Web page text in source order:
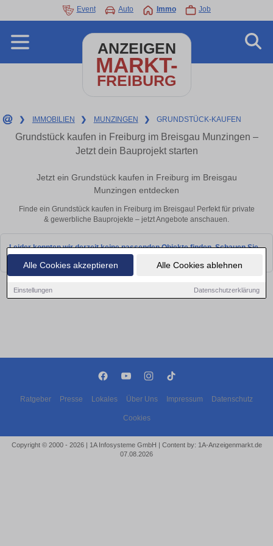
Alle Cookies akzeptieren Alle Cookies ablehnen
Einstellungen Datenschutzerklärung
Event Auto Immo Job
ANZEIGEN
MARKT-
FREIBURG
❯ IMMOBILIEN ❯ MUNZINGEN ❯ GRUNDSTÜCK-KAUFEN
Grundstück kaufen in Freiburg im Breisgau Munzingen –
Jetzt dein Bauprojekt starten
Jetzt ein Grundstück kaufen in Freiburg im Breisgau
Munzingen entdecken
Finde ein Grundstück kaufen in Freiburg im Breisgau! Perfekt für private
& gewerbliche Bauprojekte – jetzt Angebote anschauen.
Leider konnten wir derzeit keine passenden Objekte finden. Schauen Sie
Ratgeber Presse Lokales Über Uns Impressum Datenschutz
Cookies
Copyright © 2000 - 2026 | 1A Infosysteme GmbH | Content by: 1A-Anzeigenmarkt.de
07.08.2026